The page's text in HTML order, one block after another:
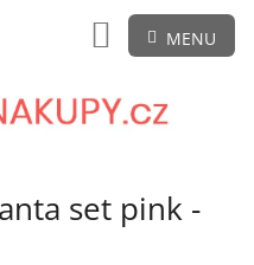
NÁKUPNÍ
KOŠÍK
set pink -